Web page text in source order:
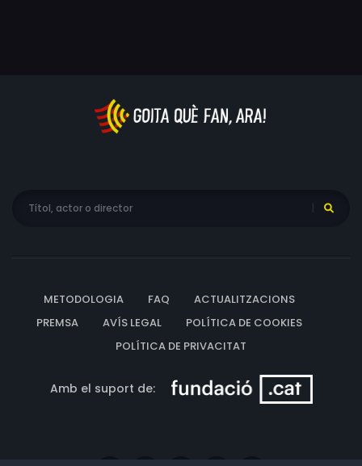
METODOLOGIA FAQ
ACTUALITZACIONS
PREMSA
AVÍS LEGAL
POLÍTICA DE COOKIES
POLÍTICA DE PRIVACITAT
Amb el suport de: